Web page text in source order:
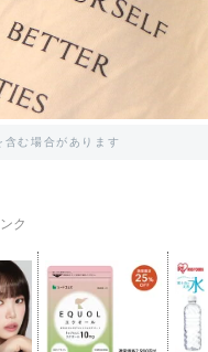
含む場合があります
ク